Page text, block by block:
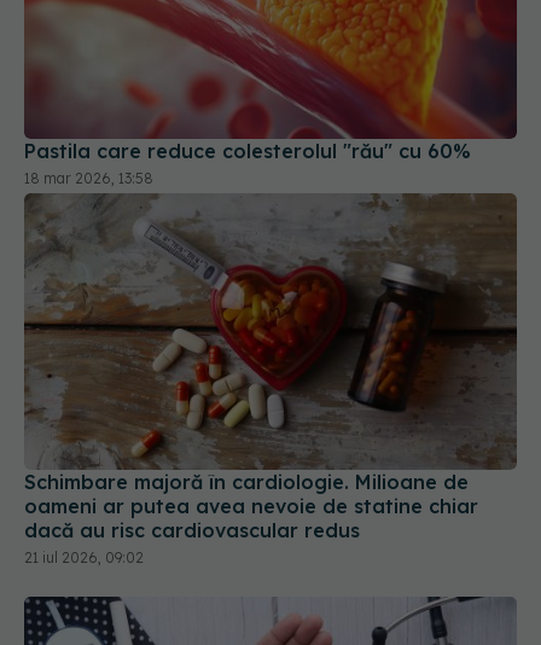
Pastila care reduce colesterolul "rău" cu 60%
18 mar 2026, 13:58
Schimbare majoră în cardiologie. Milioane de
oameni ar putea avea nevoie de statine chiar
dacă au risc cardiovascular redus
21 iul 2026, 09:02